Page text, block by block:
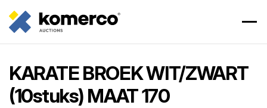
KARATE BROEK WIT/ZWART
(10stuks) MAAT 170